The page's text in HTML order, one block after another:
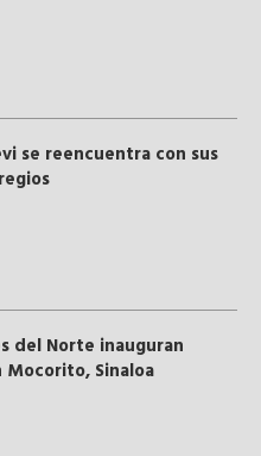
se reencuentra con sus
del Norte inauguran
Mocorito, Sinaloa